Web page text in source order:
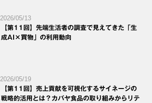
2026/05/13
【第11回】先端生活者の調査で見えてきた「生
成AI×買物」の利用動向
2026/05/19
【第11回】売上貢献を可視化するサイネージの
戦略的活用とは？カバヤ食品の取り組みからリテ